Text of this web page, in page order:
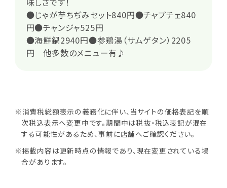
●じゃが芋ちぢみセット840円●チャプチェ840
円●チャンジャ525円
●海鮮鍋2940円●参鶏湯（サムゲタン）2205
円 他多数のメニュー有♪
※消費税総額表示の義務化に伴い、当サイトの価格表記を順
次税込表示へ変更中です。期間中は税抜・税込表記が混在
する可能性があるため、事前に店舗へご確認ください。
※掲載内容は更新時点の情報であり、現在変更されている場
合があります。